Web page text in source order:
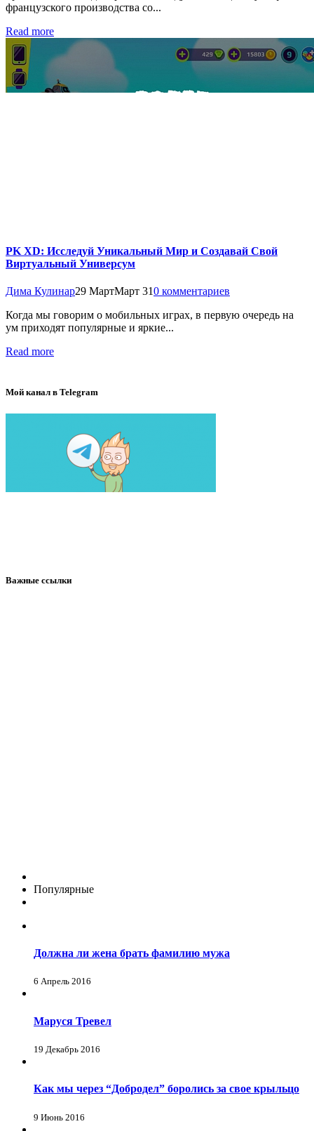
французского производства со...
Read more
PK XD: Исследуй Уникальный Мир и Создавай Свой
Виртуальный Универсум
Дима Кулинар29 МартМарт 310 комментариев
Когда мы говорим о мобильных играх, в первую очередь на
ум приходят популярные и яркие...
Read more
Мой канал в Telegram
Важные ссылки
Популярные
Должна ли жена брать фамилию мужа
6 Апрель 2016
Маруся Тревел
19 Декабрь 2016
Как мы через “Добродел” боролись за свое крыльцо
9 Июнь 2016